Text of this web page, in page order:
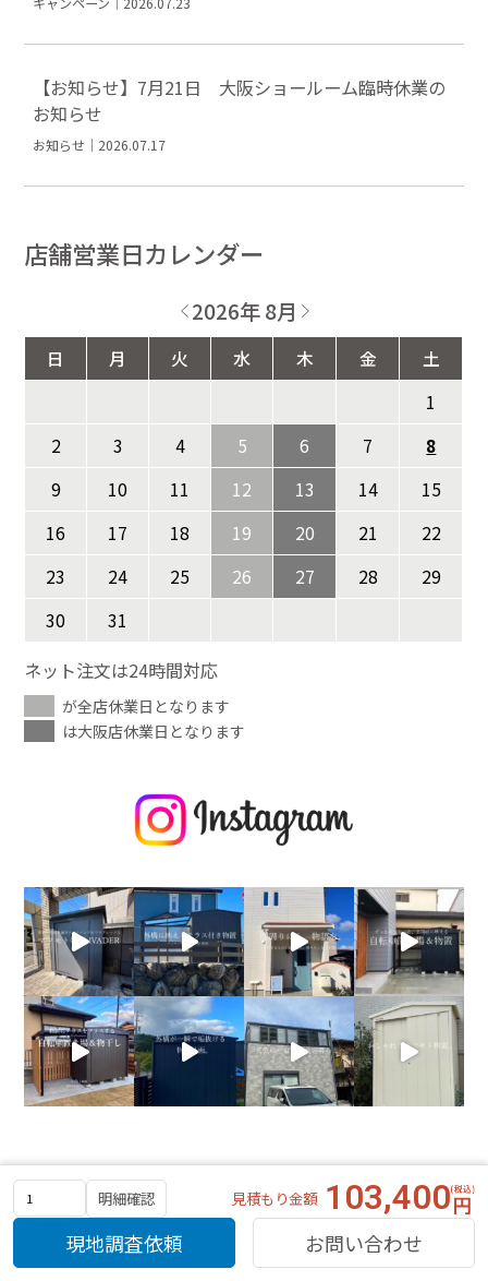
明細確認 見積もり金額 103,400
現地調査依頼 お問い合わせ
【お知らせ】7月21日 大阪ショールーム臨時休業の
お知らせ
お知らせ｜2026.07.17
店舗営業日カレンダー
2026年 8月
日 月 火 水 木 金
土
1
2
3 4 5 6 7
8
9
10 11 12 13 14
15
16
17 18 19 20 21
22
23
24 25 26 27 28
29
30
31
ネット注文は24時間対応
が全店休業日となります
は大阪店休業日となります